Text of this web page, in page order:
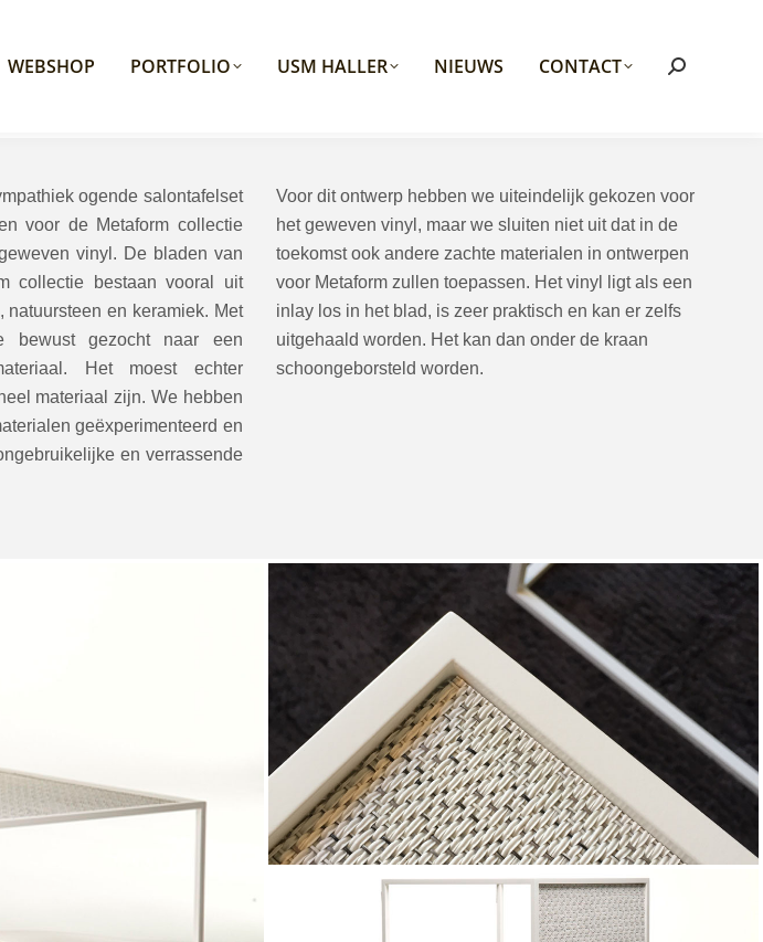
WEBSHOP PORTFOLIO USM HALLER NIEUWS CONTACT Search:
ogende salontafelset
voor de Metaform collectie
vinyl. De bladen van
collectie bestaan vooral uit
natuursteen en keramiek. Met
bewust gezocht naar een
Het moest echter
materiaal zijn. We hebben
geëxperimenteerd en
en verrassende
Voor dit ontwerp hebben we uiteindelijk gekozen voor
het geweven vinyl, maar we sluiten niet uit dat in de
toekomst ook andere zachte materialen in ontwerpen
voor Metaform zullen toepassen. Het vinyl ligt als een
inlay los in het blad, is zeer praktisch en kan er zelfs
uitgehaald worden. Het kan dan onder de kraan
schoongeborsteld worden.